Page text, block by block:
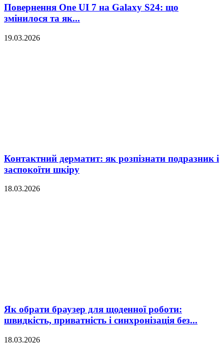
Повернення One UI 7 на Galaxy S24: що
змінилося та як...
19.03.2026
Контактний дерматит: як розпізнати подразник і
заспокоїти шкіру
18.03.2026
Як обрати браузер для щоденної роботи:
швидкість, приватність і синхронізація без...
18.03.2026